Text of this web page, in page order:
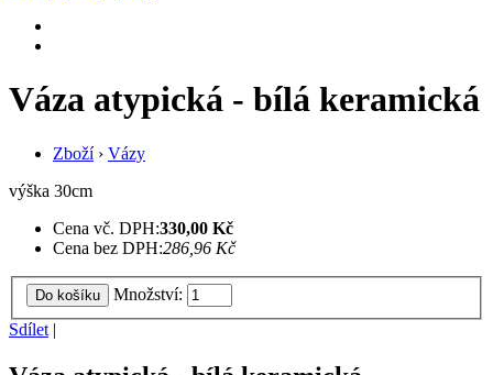
Váza atypická - bílá keramická
Zboží› Vázy
výška 30cm
Cena vč. DPH:330,00 Kč
Cena bez DPH:286,96 Kč
Do košíku
Množství:
Sdílet